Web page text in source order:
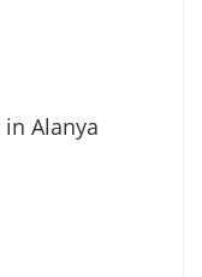
Alanya